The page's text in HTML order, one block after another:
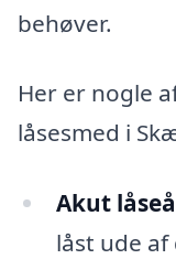
behøver.
Her er nogle
låsesmed i
Akut
låst ude